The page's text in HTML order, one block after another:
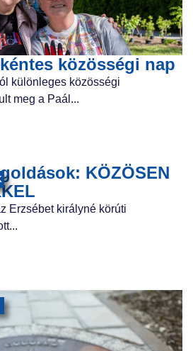
közösségi nap
különleges közösségi
meg a Paál...
KÖZÖSEN
Erzsébet királyné körúti